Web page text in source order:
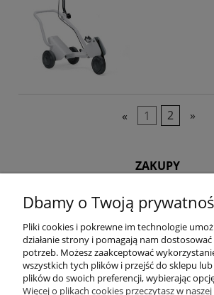
« 1 2 »
ZAKUPY
POMOC
INFORMACJE
KILKA SŁÓW O NAS
Dbamy o Twoją
Pliki cookies i pokrewne im technologie
działanie strony i pomagają nam
potrzeb. Możesz zaakceptować
wszystkich tych plików i przejść do sklepu
plików do swoich preferencji, wybierając
Więcej o plikach cookies przeczytasz w